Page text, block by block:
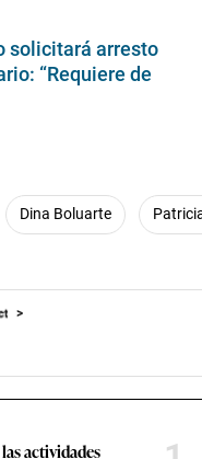
solicitará arresto
“Requiere de
Dina Boluarte
actividades